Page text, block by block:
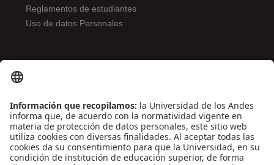
Reglamentos de estudiantes
Uso de datos Personales
Contáctenos
Biblioguías
Preguntas frecuentes
Capacitación
Directrices